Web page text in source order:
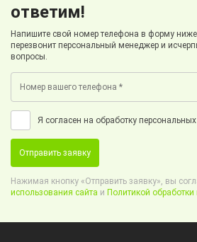
ответим!
Напишите свой номер телефона в форму
перезвонит персональный менеджер и
вопросы.
Я согласен на обработку
Отправить заявку
Нажимая кнопку «Отправить заявку», вы
использования сайта и Политикой